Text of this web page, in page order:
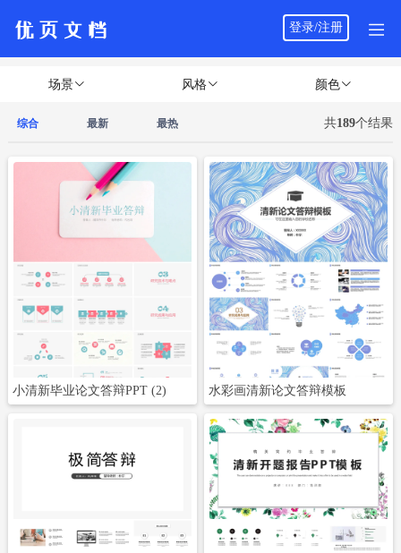
登录/注册
场景 风格 颜色
综合 最新 最热 共189个结果
立即下载
小清新毕业论文答辩PPT (2)
立即下载
水彩画清新论文答辩模板
立即下载 立即下载